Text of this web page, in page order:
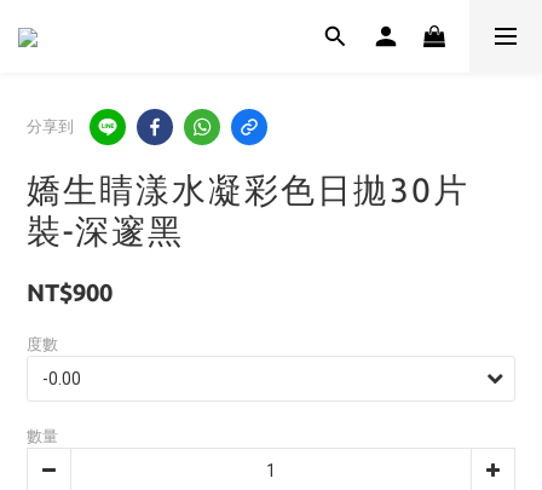
分享到
嬌生睛漾水凝彩色日拋30片
裝-深邃黑
NT$900
度數
數量